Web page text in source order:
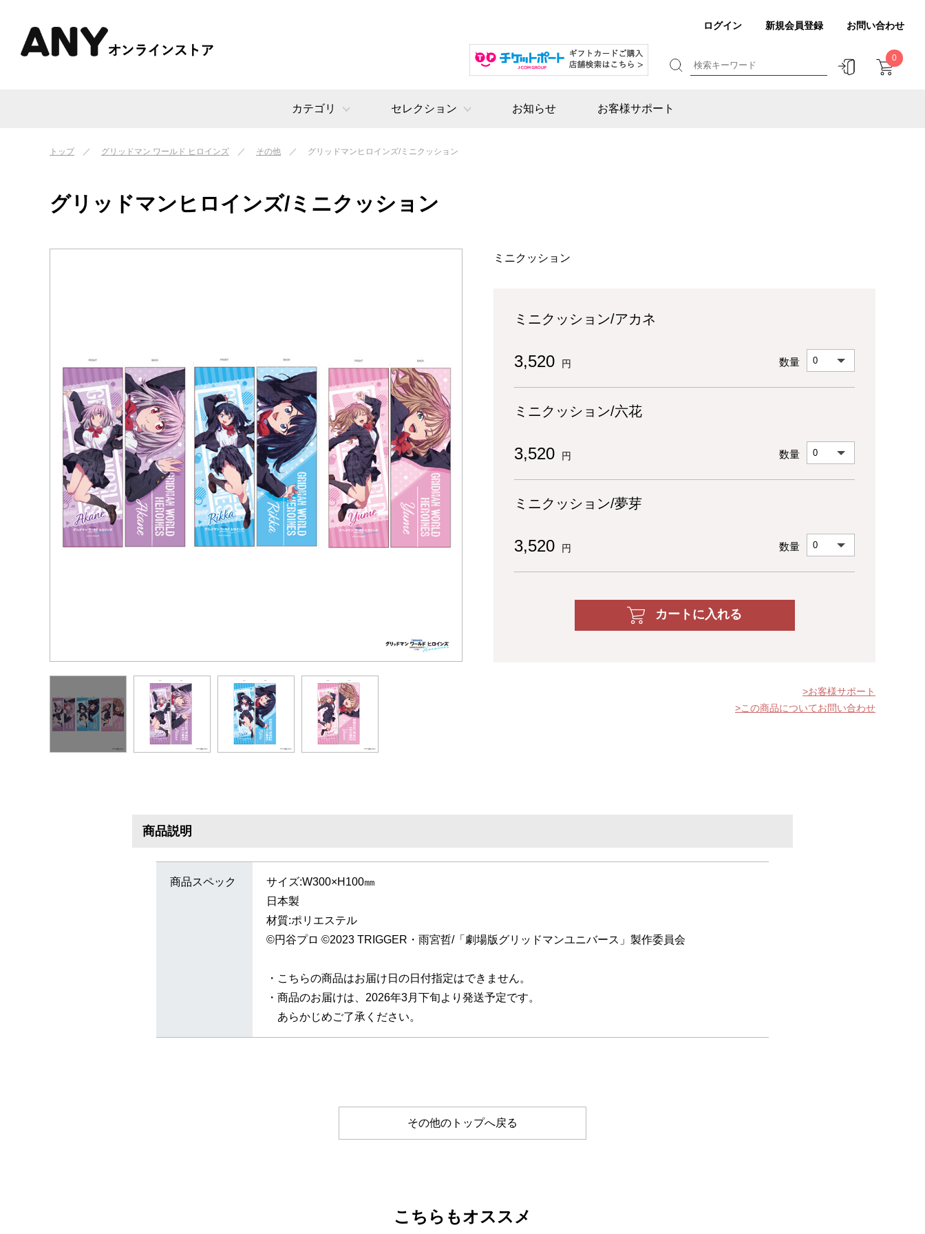
ログイン 新規会員登録 お問い合わせ
0
カテゴリ セレクション お知らせ お客様サポート
トップ グリッドマン ワールド ヒロインズ その他 グリッドマンヒロインズ/ミニクッション
グリッドマンヒロインズ/ミニクッション
ミニクッション
ミニクッション/アカネ
3,520 円 数量
ミニクッション/六花
3,520 円 数量
ミニクッション/夢芽
3,520 円 数量
カートに入れる
お客様サポート
この商品についてお問い合わせ
商品説明
商品スペック
サイズ:W300×H100㎜
日本製
材質:ポリエステル
©円谷プロ ©2023 TRIGGER・雨宮哲/「劇場版グリッドマンユニバース」製作委員会
・こちらの商品はお届け日の日付指定はできません。
・商品のお届けは、2026年3月下旬より発送予定です。
あらかじめご了承ください。
その他のトップへ戻る
こちらもオススメ